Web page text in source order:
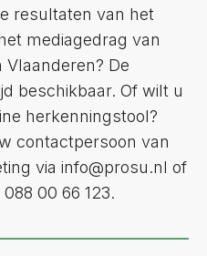
resultaten van het
mediagedrag van
De
beschikbaar. Of wilt u
herkenningstool?
contactpersoon van
via info@prosu.nl of
00 66 123.